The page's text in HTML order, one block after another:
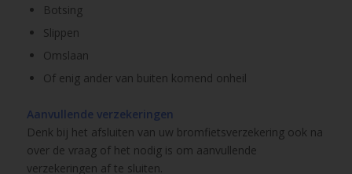
Botsing
Slippen
Omslaan
Of enig ander van buiten komend onheil
Aanvullende verzekeringen
Denk bij het afsluiten van uw bromfietsverzekering ook na
over de vraag of het nodig is om aanvullende
verzekeringen af te sluiten.